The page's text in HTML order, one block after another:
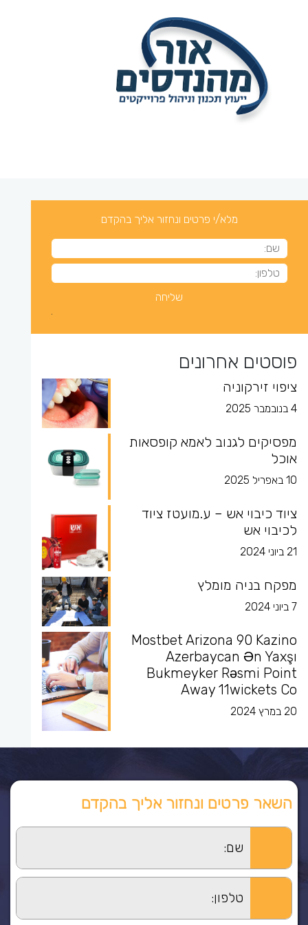
מלא/י פרטים ונחזור אליך בהקדם
פוסטים אחרונים
ציפוי זירקוניה
4 בנובמבר 2025
מפסיקים לגנוב לאמא קופסאות
אוכל
10 באפריל 2025
ציוד כיבוי אש – ע.מועטז ציוד
לכיבוי אש
21 ביוני 2024
מפקח בניה מומלץ
7 ביוני 2024
Mostbet Arizona 90 Kazino
Azerbaycan Ən Yaxşı
Bukmeyker Rəsmi Point
Away 11wickets Co
20 במרץ 2024
השאר פרטים ונחזור אליך בהקדם